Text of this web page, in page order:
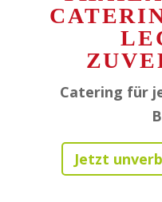
Catering für
Jetzt